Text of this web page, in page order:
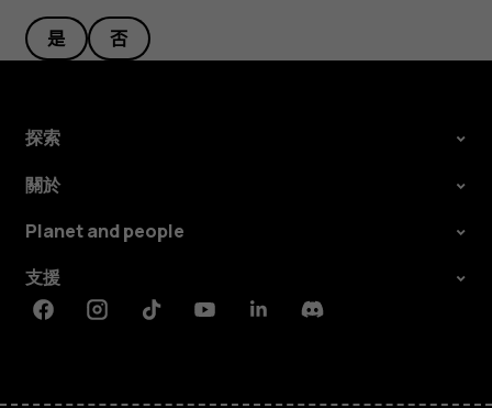
是 否
探索
關於
Planet and people
支援
FacebookInstagramTiktokYoutubeLinkedinDiscord